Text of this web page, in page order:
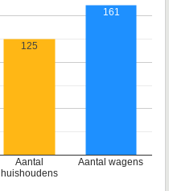
Aantal
huishoudens
Aantal wagens
125
161